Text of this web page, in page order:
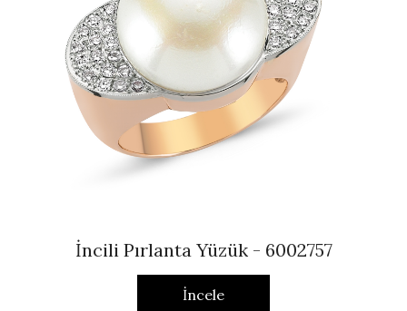
İncili Pırlanta Yüzük - 6002757
İncele